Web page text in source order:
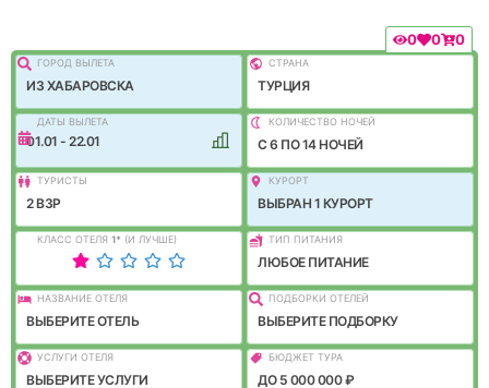
0 0 0
ГОРОД ВЫЛEТА
ИЗ ХАБАРОВСКА
СТРАНА
ТУРЦИЯ
ДАТЫ ВЫЛЕТА
01.01 - 22.01
КОЛИЧЕСТВО НОЧЕЙ
C 6 ПО 14 НОЧЕЙ
ТУРИСТЫ
2 ВЗР
КУРОРТ
ВЫБРАН 1 КУРОРТ
КЛАСС ОТЕЛЯ 1* (И ЛУЧШЕ) ТИП ПИТАНИЯ
ЛЮБОЕ ПИТАНИЕ
НАЗВАНИЕ ОТЕЛЯ
ВЫБЕРИТЕ ОТЕЛЬ
ПОДБОРКИ ОТЕЛЕЙ
ВЫБЕРИТЕ ПОДБОРКУ
УСЛУГИ ОТЕЛЯ
ВЫБЕРИТЕ УСЛУГИ
БЮДЖЕТ ТУРА
ДО 5 000 000 ₽